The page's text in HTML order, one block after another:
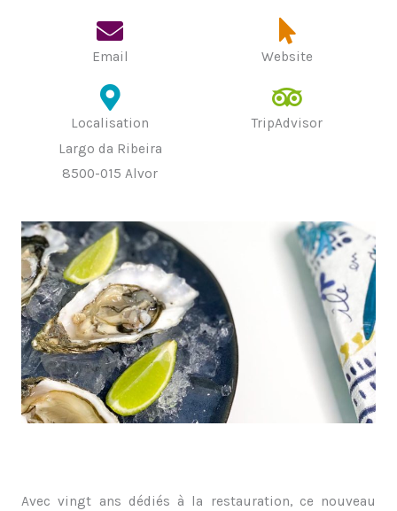
Email Website
Localisation
Largo da Ribeira
8500-015 Alvor
TripAdvisor
Avec vingt ans dédiés à la restauration, ce nouveau